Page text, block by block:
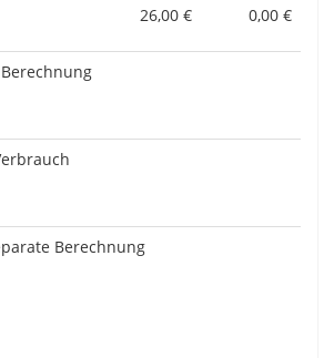
26,00 €
0,00 €
Berechnung